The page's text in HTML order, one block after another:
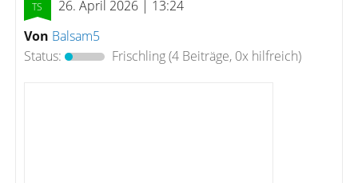
26. April 2026 | 13:24
Von Balsam5
Status:
Frischling(4 Beiträge, 0x hilfreich)